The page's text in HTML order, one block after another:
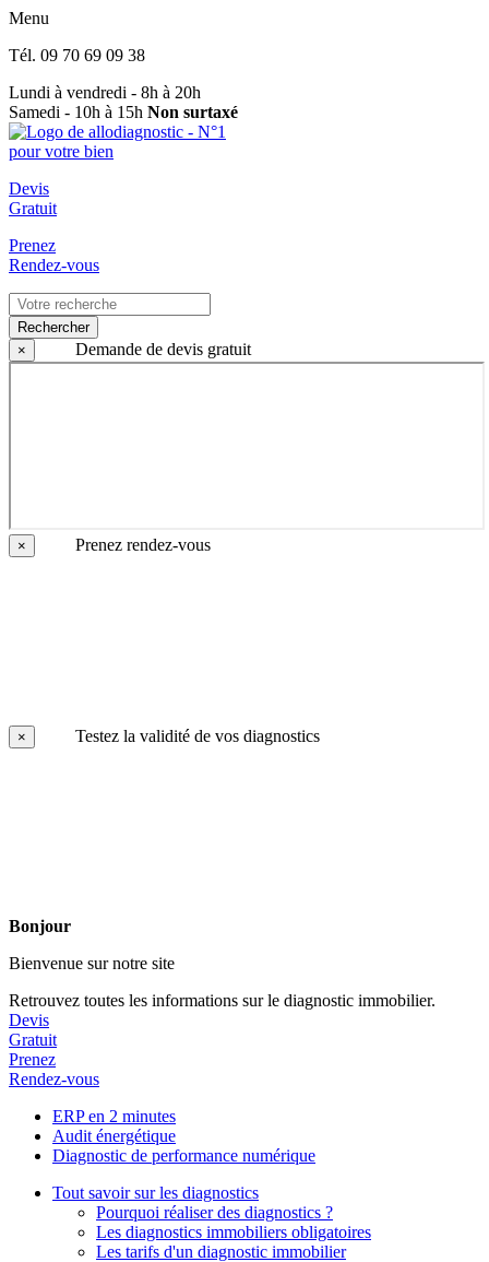
Menu
Tél. 09 70 69 09 38
Lundi à vendredi - 8h à 20h
Samedi - 10h à 15h Non surtaxé
Devis
Gratuit
Prenez
Rendez-vous
Rechercher
×
Demande de devis gratuit
× Prenez rendez-vous
× Testez la validité de vos diagnostics
Bonjour
Bienvenue sur notre site
Retrouvez toutes les informations sur le diagnostic immobilier.
Devis
Gratuit
Prenez
Rendez-vous
ERP en 2 minutes
Audit énergétique
Diagnostic de performance numérique
Tout savoir sur les diagnostics
Pourquoi réaliser des diagnostics ?
Les diagnostics immobiliers obligatoires
Les tarifs d'un diagnostic immobilier